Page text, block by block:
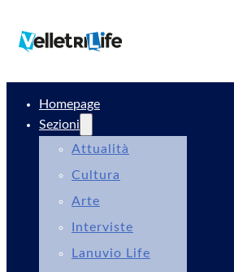
Homepage
Sezioni
Attualità
Cultura
Arte
Interviste
Lanuvio Life